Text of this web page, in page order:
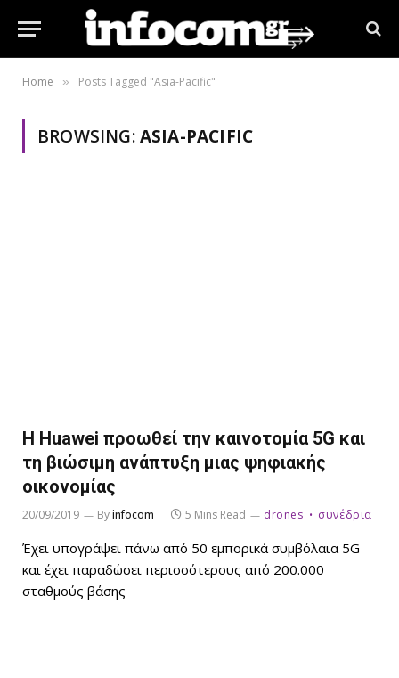
Home » Posts Tagged "Asia-Pacific"
BROWSING:ASIA-PACIFIC
Η Huawei προωθεί την καινοτομία 5G και
τη βιώσιμη ανάπτυξη μιας ψηφιακής
οικονομίας
20/09/2019 Byinfocom 5 Mins Read drones συνέδρια
Έχει υπογράψει πάνω από 50 εμπορικά συμβόλαια 5G
και έχει παραδώσει περισσότερους από 200.000
σταθμούς βάσης